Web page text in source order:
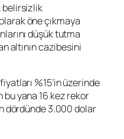
belirsizlik
öne çıkmaya
düşük tutma
altının cazibesini
%15’in üzerinde
bu yana 16 kez rekor
dördünde 3.000 dolar